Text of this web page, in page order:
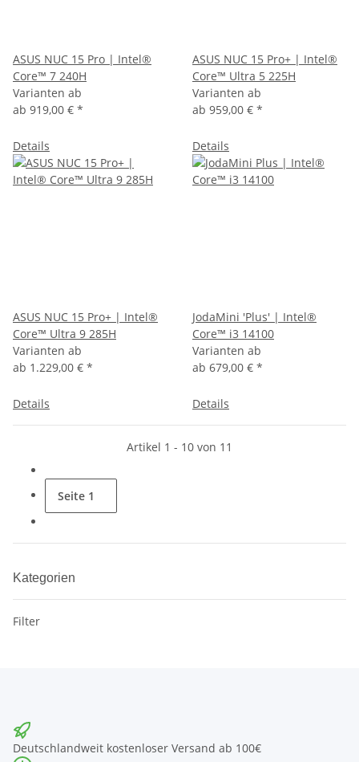
ASUS NUC 15 Pro | Intel®
Core™ 7 240H
Varianten ab
ab 919,00 € *
Details
ASUS NUC 15 Pro+ | Intel®
Core™ Ultra 5 225H
Varianten ab
ab 959,00 € *
Details
ASUS NUC 15 Pro+ | Intel®
Core™ Ultra 9 285H
Varianten ab
ab 1.229,00 € *
Details
JodaMini 'Plus' | Intel®
Core™ i3 14100
Varianten ab
ab 679,00 € *
Details
Artikel 1 - 10 von 11
Seite 1
Kategorien
Filter
Deutschlandweit kostenloser Versand ab 100€